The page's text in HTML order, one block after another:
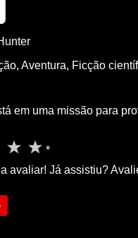
, Aventura, Ficção
em uma missão para
*
avaliar! Já assistiu?